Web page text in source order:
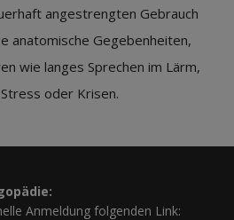
angestrengten Gebrauch
anatomische Gegebenheiten,
wie langes Sprechen im Lärm,
oder Krisen.
Anmeldung folgenden Link: